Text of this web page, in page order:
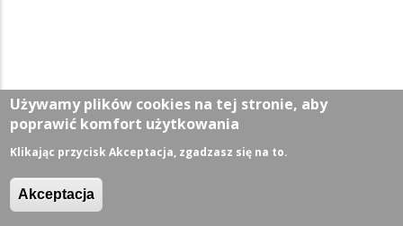
Używamy plików cookies na tej stronie, aby
poprawić komfort użytkowania
Klikając przycisk Akceptacja, zgadzasz się na to.
Akceptacja